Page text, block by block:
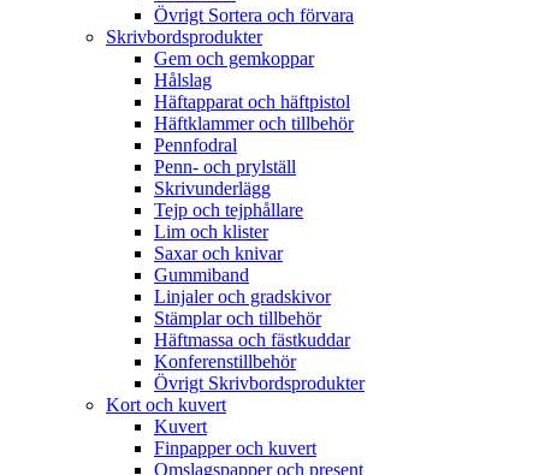
Övrigt Sortera och förvara
Skrivbordsprodukter
Gem och gemkoppar
Hålslag
Häftapparat och häftpistol
Häftklammer och tillbehör
Pennfodral
Penn- och prylställ
Skrivunderlägg
Tejp och tejphållare
Lim och klister
Saxar och knivar
Gummiband
Linjaler och gradskivor
Stämplar och tillbehör
Häftmassa och fästkuddar
Konferenstillbehör
Övrigt Skrivbordsprodukter
Kort och kuvert
Kuvert
Finpapper och kuvert
Omslagspapper och present